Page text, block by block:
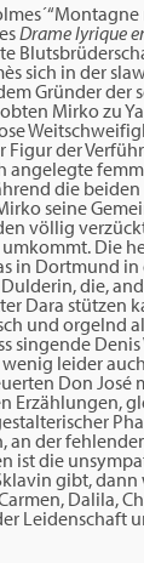
Drame lyrique
sich in der
Gründer
Mirko zu
Figur der
angelegte
die
seine
völlig
Die
in Dortmund in
die,
Dara stützen
und orgelnd
singende Denis
leider
Don José
Erzählungen,
an der
ist die
gibt,
Dalila,
Leidenschaft